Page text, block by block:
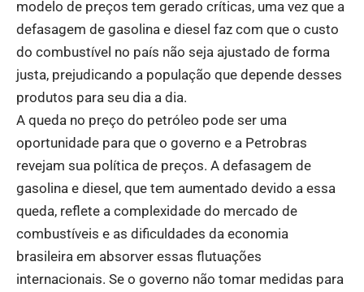
modelo de preços tem gerado críticas, uma vez que a
defasagem de gasolina e diesel faz com que o custo
do combustível no país não seja ajustado de forma
justa, prejudicando a população que depende desses
produtos para seu dia a dia.
A queda no preço do petróleo pode ser uma
oportunidade para que o governo e a Petrobras
revejam sua política de preços. A defasagem de
gasolina e diesel, que tem aumentado devido a essa
queda, reflete a complexidade do mercado de
combustíveis e as dificuldades da economia
brasileira em absorver essas flutuações
internacionais. Se o governo não tomar medidas para